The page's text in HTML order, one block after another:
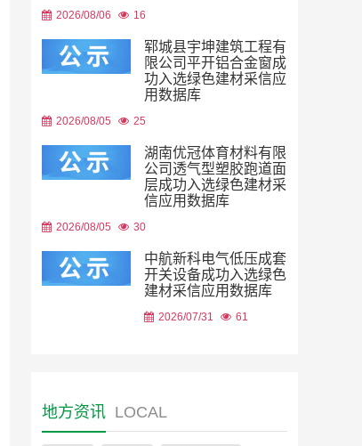
2026/08/06 16
郓城县宇坤建筑工程有
限公司平开铝合金窗成
功入选绿色建材采信应
用数据库
2026/08/05 25
湖南优冠体育材料有限
公司透气型塑胶跑道面
层成功入选绿色建材采
信应用数据库
2026/08/05 30
中航新科电气低压成套
开关设备成功入选绿色
建材采信应用数据库
2026/07/31 61
地方资讯 LOCAL